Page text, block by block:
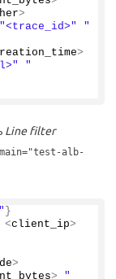
>
"<trace_id>"
"
>
"
Line filter
alb-
}
<client_ip>
>
>
"